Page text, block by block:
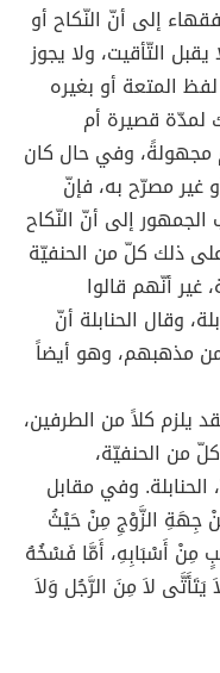
إلى أنّ النّكاح أو
التّأقيت، ولا يجوز
المتعة أو بغيره
لمدّة قصيرة أم
مجهولةً، وفي حال كان
غير مصرّح به، فإنّ
إلى أنّ النّكاح
ذلك كلّ من الحنفيّة
غير أنّهم قالوا
وقال الحنابلة أنّ
مذهبهم، وهو أيضاً
يلزم كلاً من الطرفين،
من الحنفيّة،
وفي مقابل
جِهَةِ الزَّوْجِ مِنْ حَيْثُ
مِنْ أَسْبَابِهِ، أَمَّا فَسْخُهُ
لاَ مِنَ الرَّجُل وَلاَ